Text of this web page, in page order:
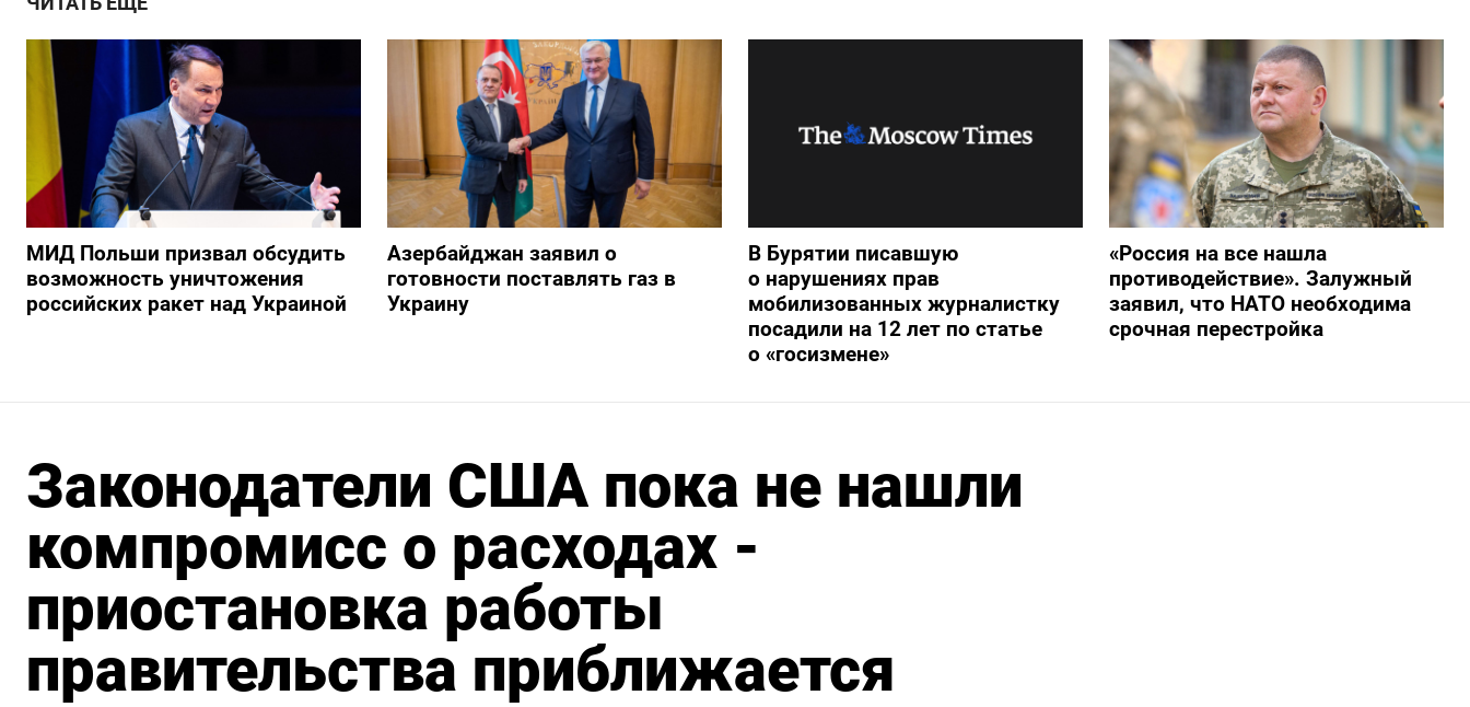
МИД Польши призвал обсудить
возможность уничтожения
российских ракет над Украиной
Азербайджан заявил о
готовности поставлять газ в
Украину
В Бурятии писавшую
о нарушениях прав
мобилизованных журналистку
посадили на 12 лет по статье
о «госизмене»
«Россия на все нашла
противодействие». Залужный
заявил, что НАТО необходима
срочная перестройка
Законодатели США пока не нашли
компромисс о расходах -
приостановка работы
правительства приближается